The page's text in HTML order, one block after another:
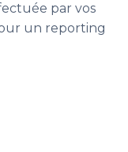
par vos
un reporting